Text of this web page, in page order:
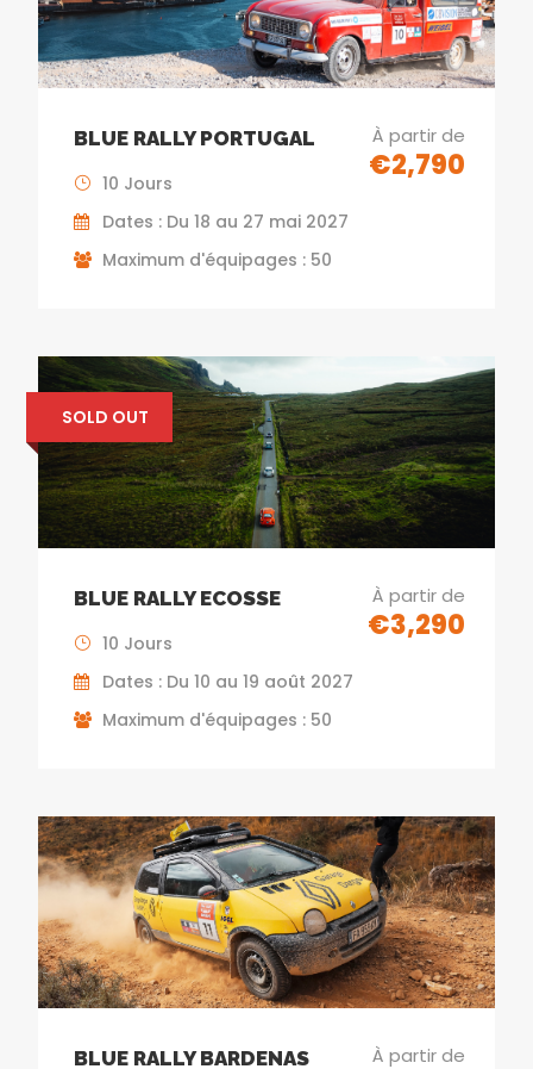
BLUE RALLY PORTUGAL À partir de
€2,790
10 Jours
Dates : Du 18 au 27 mai 2027
Maximum d'équipages : 50
SOLD OUT
BLUE RALLY ECOSSE À partir de
€3,290
10 Jours
Dates : Du 10 au 19 août 2027
Maximum d'équipages : 50
BLUE RALLY BARDENAS
À partir de